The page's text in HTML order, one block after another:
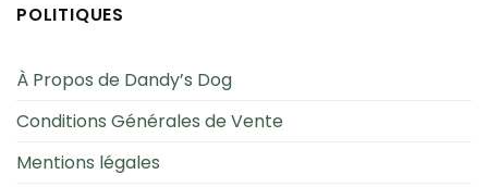
POLITIQUES
À Propos de Dandy’s Dog
Conditions Générales de Vente
Mentions légales